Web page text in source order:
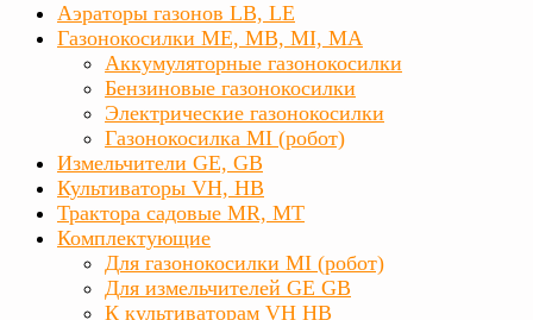
Аэраторы газонов LB, LE
Газонокосилки ME, MB, MI, MA
Аккумуляторные газонокосилки
Бензиновые газонокосилки
Электрические газонокосилки
Газонокосилка MI (робот)
Измельчители GE, GB
Культиваторы VH, HB
Трактора садовые MR, MT
Комплектующие
Для газонокосилки MI (робот)
Для измельчителей GE GB
К культиваторам VH HB